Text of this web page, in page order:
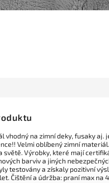
vhodný na zimní deky, fusaky aj.
Velmi oblíbený zimní
světě. Výrobky, které mají
barviv a jiných
testovány a získaly pozitivní
Čištění a údržba: praní max na